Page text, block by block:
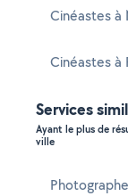
Cinéastes à
Cinéastes à
Services
Ayant le plus de
ville